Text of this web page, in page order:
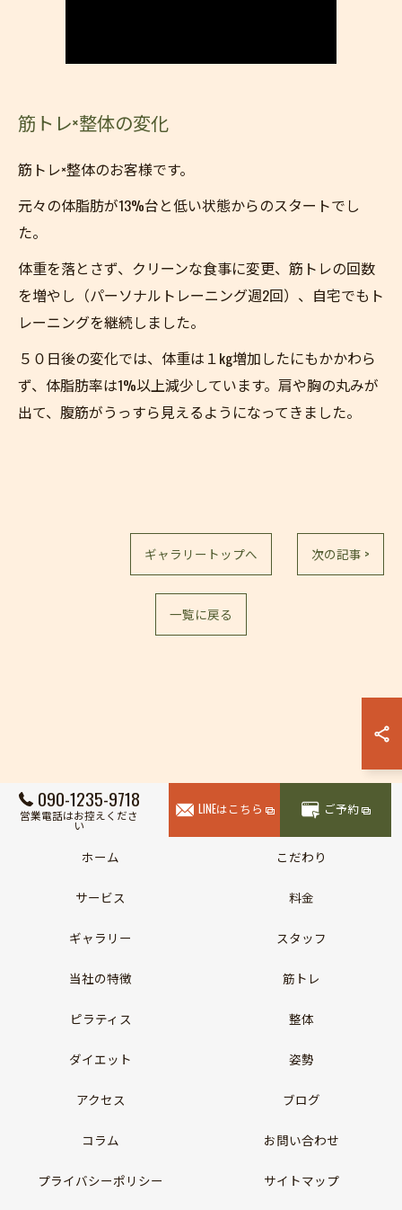
筋トレ×整体の変化
筋トレ×整体のお客様です。
元々の体脂肪が13%台と低い状態からのスタートでし
た。
体重を落とさず、クリーンな食事に変更、筋トレの回数
を増やし（パーソナルトレーニング週2回）、自宅でもト
レーニングを継続しました。
５０日後の変化では、体重は１kg増加したにもかかわら
ず、体脂肪率は1%以上減少しています。肩や胸の丸みが
出て、腹筋がうっすら見えるようになってきました。
ギャラリートップへ 次の記事 >
一覧に戻る
090-1235-9718
営業電話はお控えくださ
い
LINEはこちら ご予約
ホーム こだわり
サービス 料金
ギャラリー スタッフ
当社の特徴 筋トレ
ピラティス 整体
ダイエット 姿勢
アクセス ブログ
コラム お問い合わせ
プライバシーポリシー サイトマップ